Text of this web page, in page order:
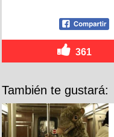
361
También te gustará: